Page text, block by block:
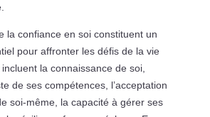
la confiance en soi constituent un
pour affronter les défis de la vie
la connaissance de soi,
de ses compétences, l’acceptation
soi-même, la capacité à gérer ses